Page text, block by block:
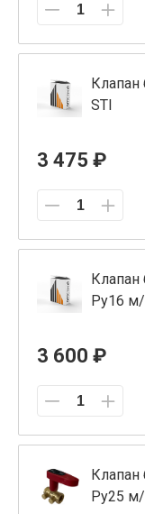
Клапан
STI
3 475 ₽
Клапан
Ру16 м/
3 600 ₽
Ру25 м/